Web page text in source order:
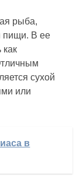
рыба,
пищи. В ее
сухой
или
в